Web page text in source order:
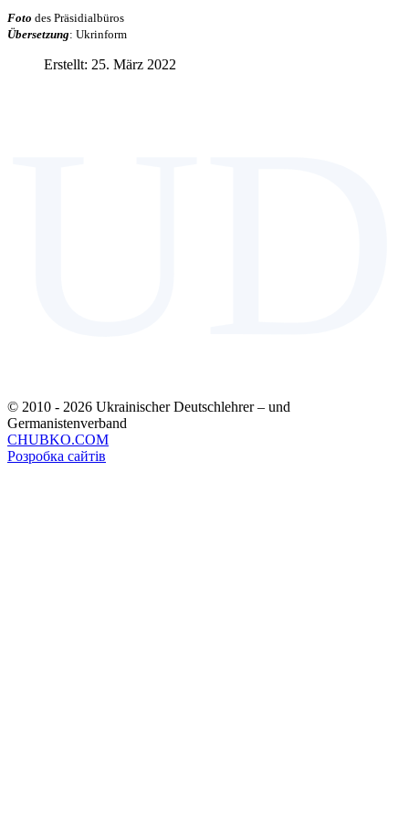
Foto des Präsidialbüros
Übersetzung: Ukrinform
Erstellt: 25. März 2022
© 2010 - 2026 Ukrainischer Deutschlehrer – und
Germanistenverband
CHUBKO.COM
Розробка сайтів